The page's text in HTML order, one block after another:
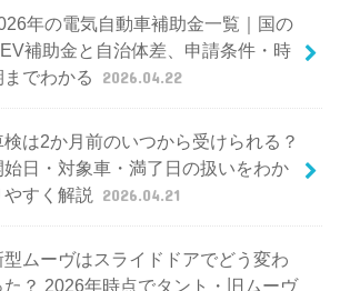
年の電気自動車補助金一覧｜国の
補助金と自治体差、申請条件・時
までわかる
2026.04.22
検は2か月前のいつから受けられる？
始日・対象車・満了日の扱いをわか
やすく解説
2026.04.21
型ムーヴはスライドドアでどう変わ
た？ 2026年時点でタント・旧ムーヴ